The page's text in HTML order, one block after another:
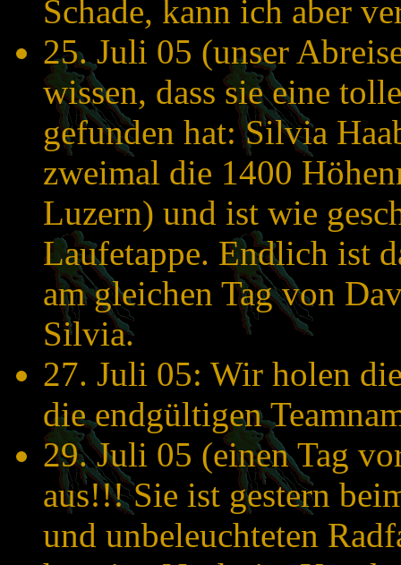
Schade, kann ich aber
25. Juli 05 (unser
wissen, dass sie eine
gefunden hat: Silvia
zweimal die 1400
Luzern) und ist wie
Laufetappe. Endlich ist
am gleichen Tag von
Silvia.
27. Juli 05: Wir holen
die endgültigen
29. Juli 05 (einen Tag
aus!!! Sie ist gestern
und unbeleuchteten